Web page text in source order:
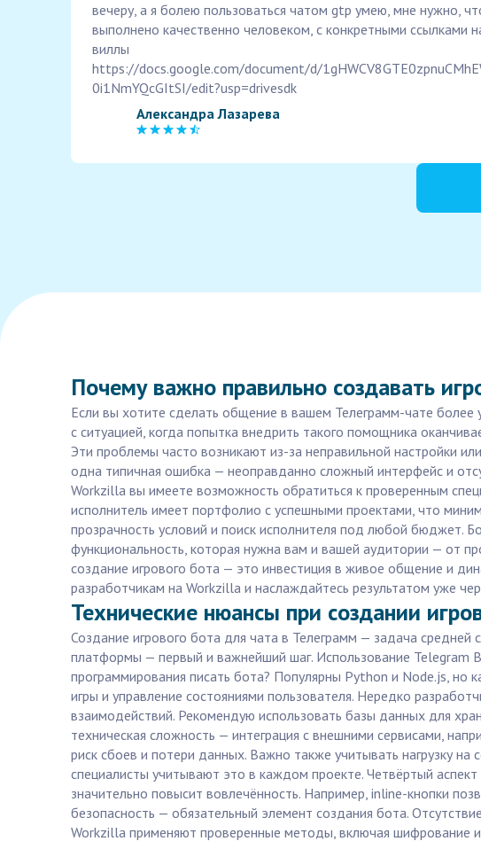
вечеру, а я болею пользоваться чатом gtp умею, мне нужно,
выполнено качественно человеком, с конкретными ссылками
виллы
https://docs.google.com/document/d/
0i1NmYQcGItSI/edit?usp=drivesdk
Александра Лазарева
Почему важно правильно создавать
Если вы хотите сделать общение в вашем Телеграмм-чате
с ситуацией, когда попытка внедрить такого помощника
Эти проблемы часто возникают из-за неправильной настройки
одна типичная ошибка — неоправданно сложный интерфейс и
Workzilla вы имеете возможность обратиться к проверенным
исполнитель имеет портфолио с успешными проектами, что
прозрачность условий и поиск исполнителя под любой бюджет.
функциональность, которая нужна вам и вашей аудитории — от
создание игрового бота — это инвестиция в живое общение и
разработчикам на Workzilla и наслаждайтесь результатом уже
Технические нюансы при создании
Создание игрового бота для чата в Телеграмм — задача
платформы — первый и важнейший шаг. Использование Telegram
программирования писать бота? Популярны Python и Node.js,
игры и управление состояниями пользователя. Нередко
взаимодействий. Рекомендую использовать базы данных для
техническая сложность — интеграция с внешними сервисами,
риск сбоев и потери данных. Важно также учитывать нагрузку
специалисты учитывают это в каждом проекте. Четвёртый
значительно повысит вовлечённость. Например, inline-кнопки
безопасность — обязательный элемент создания бота.
Workzilla применяют проверенные методы, включая шифрование